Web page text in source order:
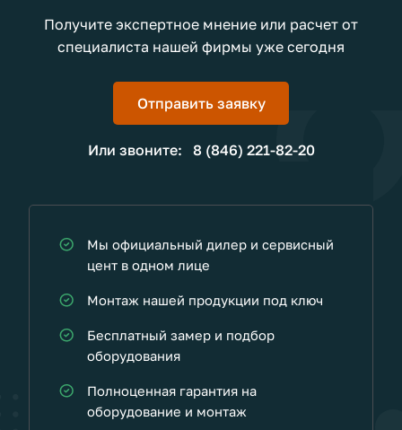
Получите экспертное мнение или расчет от
специалиста нашей фирмы уже сегодня
Отправить заявку
Или звоните: 8 (846) 221-82-20
Мы официальный дилер и сервисный
цент в одном лице
Монтаж нашей продукции под ключ
Бесплатный замер и подбор
оборудования
Полноценная гарантия на
оборудование и монтаж